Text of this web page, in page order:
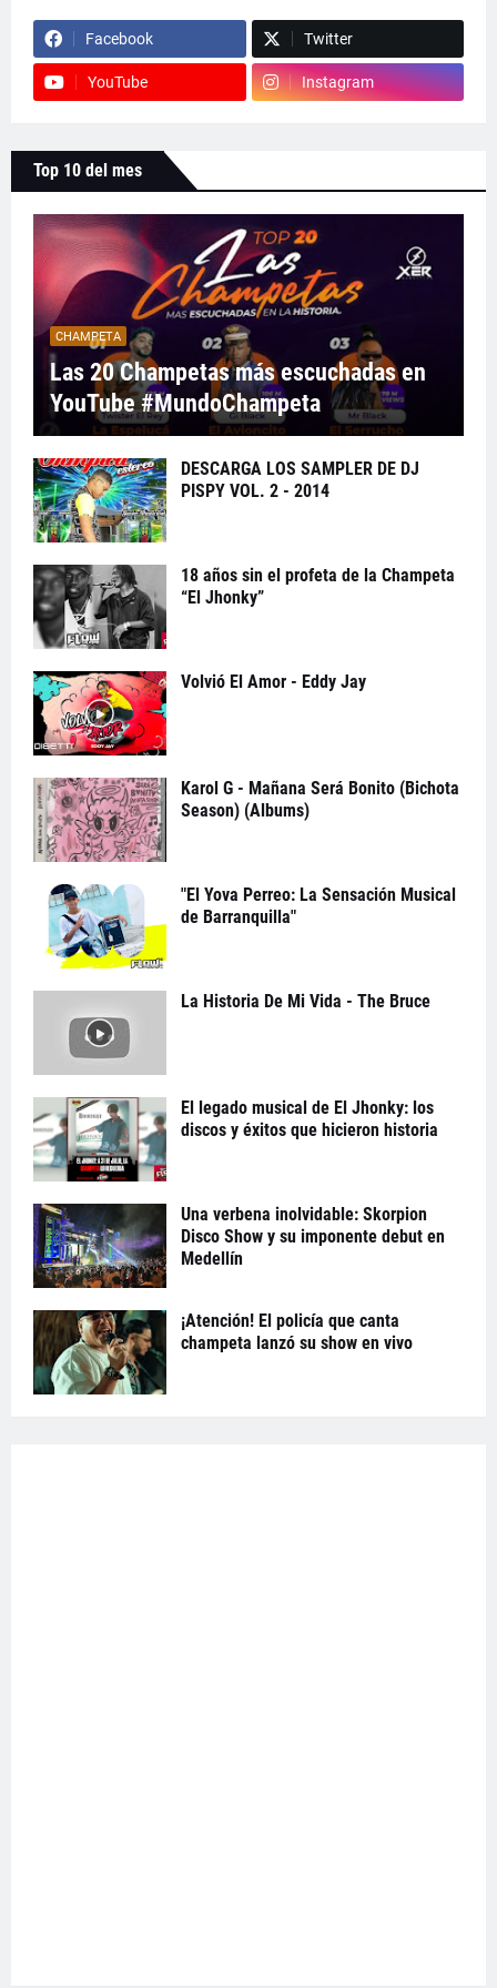
Facebook Twitter
YouTube Instagram
Top 10 del mes
CHAMPETA
Las 20 Champetas más escuchadas en
YouTube #MundoChampeta
DESCARGA LOS SAMPLER DE DJ
PISPY VOL. 2 - 2014
18 años sin el profeta de la Champeta
“El Jhonky”
Volvió El Amor - Eddy Jay
Karol G - Mañana Será Bonito (Bichota
Season) (Albums)
"El Yova Perreo: La Sensación Musical
de Barranquilla"
La Historia De Mi Vida - The Bruce
El legado musical de El Jhonky: los
discos y éxitos que hicieron historia
Una verbena inolvidable: Skorpion
Disco Show y su imponente debut en
Medellín
¡Atención! El policía que canta
champeta lanzó su show en vivo